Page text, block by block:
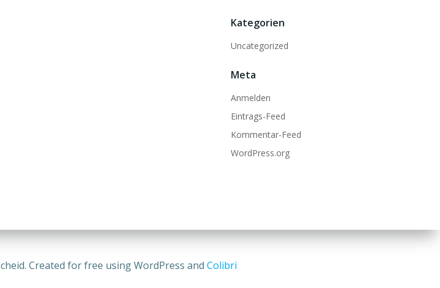
Kategorien
Uncategorized
Meta
Anmelden
Eintrags-Feed
Kommentar-Feed
WordPress.org
Created for free using WordPress and Colibri